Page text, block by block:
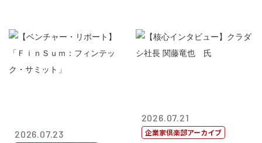
2026.07.23
2026.07.21
企業家倶楽部アーカイブ